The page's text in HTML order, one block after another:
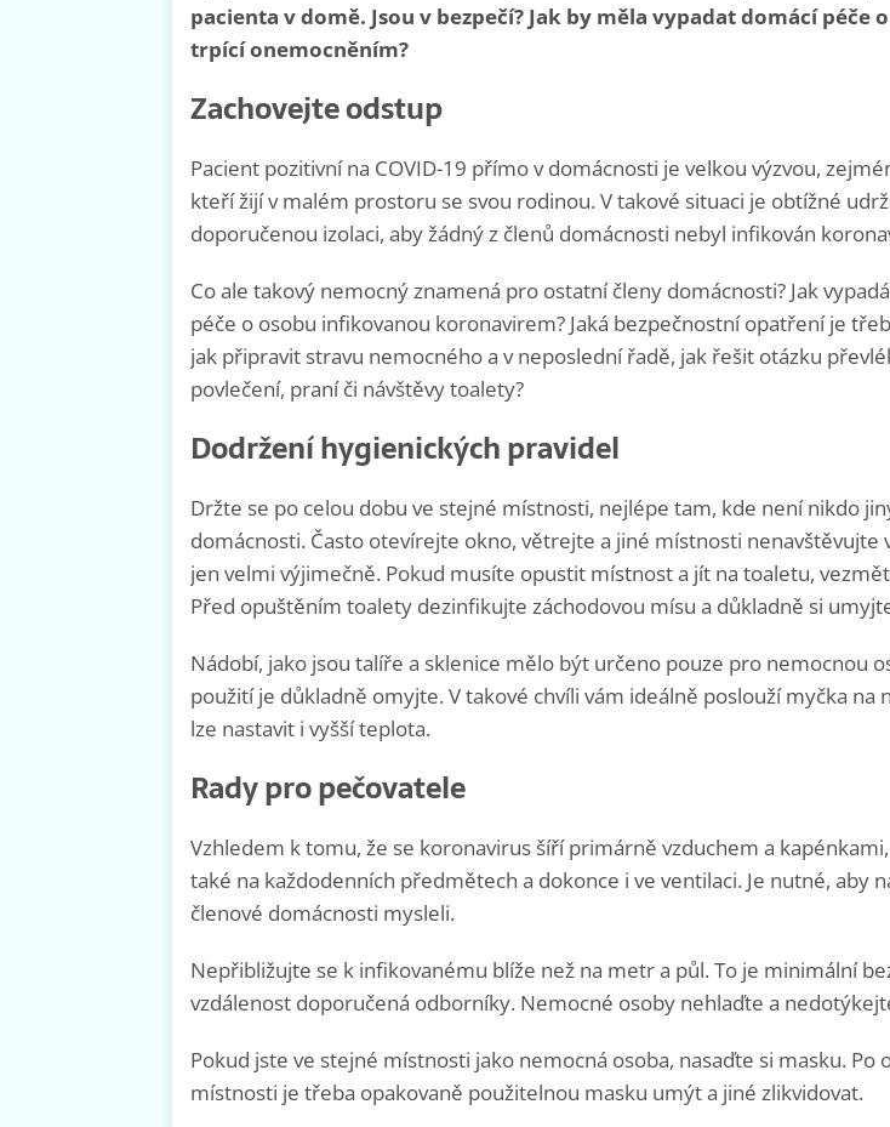
pacienta v domě. Jsou v bezpečí? Jak by měla vypadat domácí péče
trpící onemocněním?
Zachovejte odstup
Pacient pozitivní na COVID-19 přímo v domácnosti je velkou výzvou,
kteří žijí v malém prostoru se svou rodinou. V takové situaci je obtížné
doporučenou izolaci, aby žádný z členů domácnosti nebyl infikován
Co ale takový nemocný znamená pro ostatní členy domácnosti? Jak
péče o osobu infikovanou koronavirem? Jaká bezpečnostní opatření je
jak připravit stravu nemocného a v neposlední řadě, ​​jak řešit otázku
povlečení, praní či návštěvy toalety?
Dodržení hygienických pravidel
Držte se po celou dobu ve stejné místnosti, nejlépe tam, kde není nikdo
domácnosti. Často otevírejte okno, větrejte a jiné místnosti nenavštěvujte
jen velmi výjimečně. Pokud musíte opustit místnost a jít na toaletu,
Před opuštěním toalety dezinfikujte záchodovou mísu a důkladně si
Nádobí, jako jsou talíře a sklenice mělo být určeno pouze pro nemocnou
použití je důkladně omyjte. V takové chvíli vám ideálně poslouží myčka na
lze nastavit i vyšší teplota.
Rady pro pečovatele
Vzhledem k tomu, že se koronavirus šíří primárně vzduchem a
také na každodenních předmětech a dokonce i ve ventilaci. Je nutné, aby
členové domácnosti mysleli.
Nepřibližujte se k infikovanému blíže než na metr a půl. To je minimální
vzdálenost doporučená odborníky. Nemocné osoby nehlaďte a
Pokud jste ve stejné místnosti jako nemocná osoba, nasaďte si masku. Po
místnosti je třeba opakovaně použitelnou masku umýt a jiné zlikvidovat.